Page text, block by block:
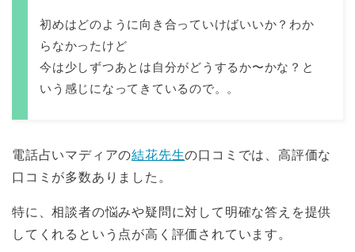
初めはどのように向き合っていけばいいか？わか
らなかったけど
今は少しずつあとは自分がどうするか〜かな？と
いう感じになってきているので。。
電話占いマディアの結花先生の口コミでは、高評価な
口コミが多数ありました。
特に、相談者の悩みや疑問に対して明確な答えを提供
してくれるという点が高く評価されています。